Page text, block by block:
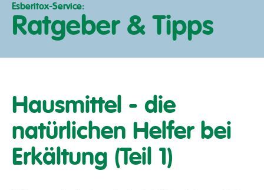
Esberitox-Service:
Ratgeber & Tipps
Hausmittel - die
natürlichen Helfer bei
Erkältung (Teil 1)